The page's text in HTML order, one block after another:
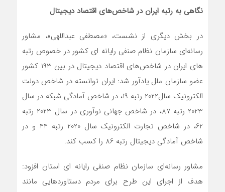
نگاهی به رتبه ایران در شاخص‌های اقتصاد دیجیتال
در بخش دیگری از نشست، «مصطفی عبداللهی»، مشاور
رسانه‌ای سازمان نظام صنفی رایانه ای کشور در خصوص رتبه
های ایران در شاخص‌های اقتصاد دیجیتال در بین 193 کشور
عضو سازمان ملل یادآور شد: ایران توانسته در شاخص دولت
الکترونیک سال2022 رتبه 19، در شاخص آمادگی شبکه در سال
2023 رتبه 87، در شاخص جهانی نوآوری در سال 2023 رتبه
62، در شاخص تجارت الکترونیک سال 2020 رتبه 44 و در
شاخص آمادگی دیجیتال رتبه 86 را کسب کند.
مشاور رسانه‌ای سازمان نظام صنفی رایانه ای استان افزود:
هدف از اجرای این طرح برای مردم دستاوردهایی مانند